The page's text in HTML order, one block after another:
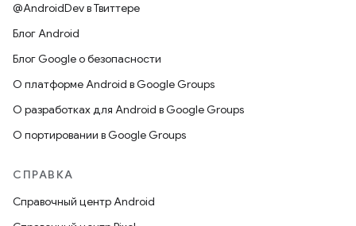
@AndroidDev в Твиттере
Блог Android
Блог Google о безопасности
О платформе Android в Google Groups
О разработках для Android в Google Groups
О портировании в Google Groups
СПРАВКА
Справочный центр Android